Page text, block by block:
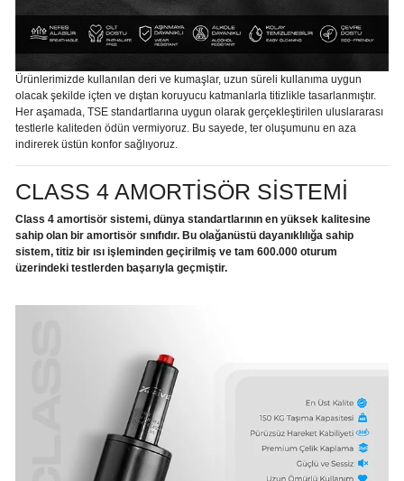
Ürünlerimizde kullanılan deri ve kumaşlar, uzun süreli kullanıma uygun
olacak şekilde içten ve dıştan koruyucu katmanlarla titizlikle tasarlanmıştır.
Her aşamada, TSE standartlarına uygun olarak gerçekleştirilen uluslararası
testlerle kaliteden ödün vermiyoruz. Bu sayede, ter oluşumunu en aza
indirerek üstün konfor sağlıyoruz.
CLASS 4 AMORTİSÖR SİSTEMİ
Class 4 amortisör sistemi, dünya standartlarının en yüksek kalitesine
sahip olan bir amortisör sınıfıdır. Bu olağanüstü dayanıklılığa sahip
sistem, titiz bir ısı işleminden geçirilmiş ve tam 600.000 oturum
üzerindeki testlerden başarıyla geçmiştir.